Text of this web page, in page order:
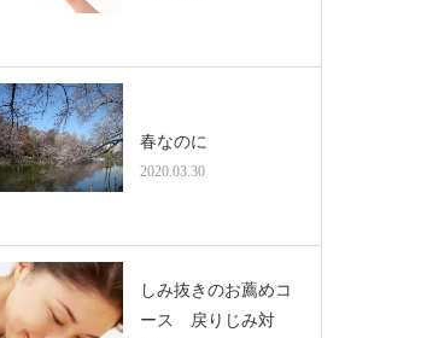
春なのに
2020.03.30
しみ抜きのお薦めコ
ース 戻りじみ対